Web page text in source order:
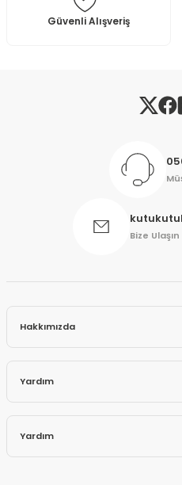
Güvenli Alışveriş
Bize Ulaşın
Hakkımızda
Yardım
Yardım